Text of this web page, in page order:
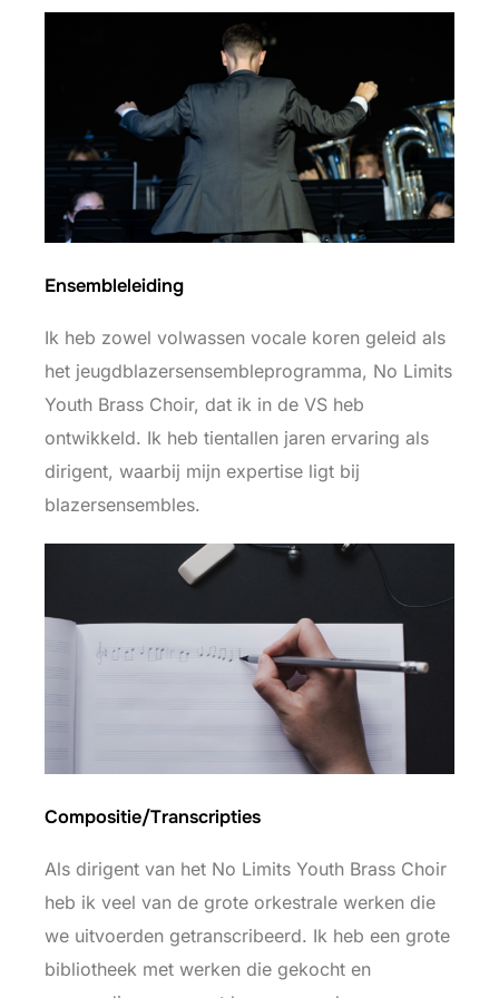
Ensembleleiding
Ik heb zowel volwassen vocale koren geleid als
het jeugdblazersensembleprogramma, No Limits
Youth Brass Choir, dat ik in de VS heb
ontwikkeld. Ik heb tientallen jaren ervaring als
dirigent, waarbij mijn expertise ligt bij
blazersensembles.
Compositie/Transcripties
Als dirigent van het No Limits Youth Brass Choir
heb ik veel van de grote orkestrale werken die
we uitvoerden getranscribeerd. Ik heb een grote
bibliotheek met werken die gekocht en